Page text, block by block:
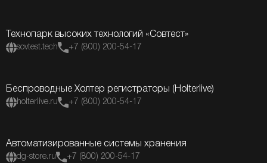
Технопарк высоких технологий «Совтест»
sovtest.tech +7 (800) 200-54-17
Беспроводные Холтер регистраторы (Holterlive)
holterlive.ru +7 (800) 200-54-17
Автоматизированные системы хранения
dg-store.ru +7 (800) 200-54-17